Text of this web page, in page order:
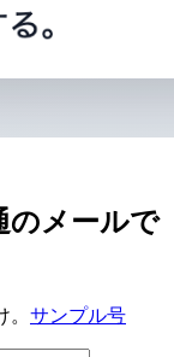
のメールで
サンプル号